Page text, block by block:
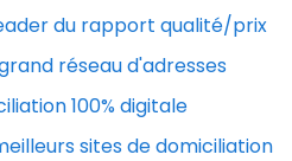
du rapport qualité/prix
réseau d'adresses
100% digitale
sites de domiciliation